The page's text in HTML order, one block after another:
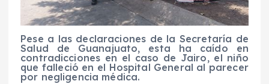
Pese a las declaraciones de la Secretaría de
Salud de Guanajuato, esta ha caído en
contradicciones en el caso de Jairo, el niño
que falleció en el Hospital General al parecer
por negligencia médica.